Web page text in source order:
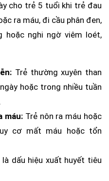
cho trẻ 5 tuổi khi trẻ đau
ra máu, đi cầu phân đen,
hoặc nghi ngờ viêm loét,
Trẻ thường xuyên than
hoặc trong nhiều tuần
máu:Trẻ nôn ra máu hoặc
cơ mất máu hoặc tổn
là dấu hiệu xuất huyết tiêu